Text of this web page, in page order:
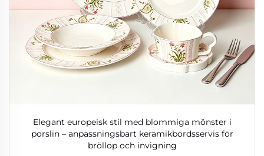
Elegant europeisk stil med blommiga mönster i
porslin – anpassningsbart keramikbordsservis för
bröllop och invigning